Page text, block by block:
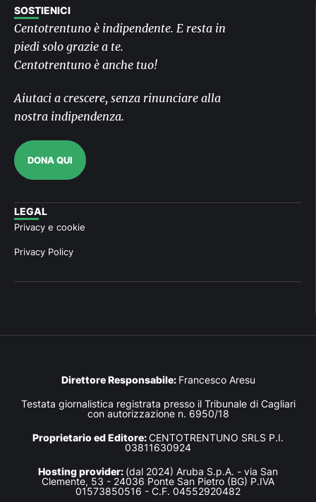
SOSTIENICI
Centotrentuno è indipendente. E resta in
piedi solo grazie a te.
Centotrentuno è anche tuo!
Aiutaci a crescere, senza rinunciare alla
nostra indipendenza.
DONA QUI
LEGAL
Privacy e cookie
Privacy Policy
Direttore Responsabile: Francesco Aresu
Testata giornalistica registrata presso il Tribunale di Cagliari
con autorizzazione n. 6950/18
Proprietario ed Editore:CENTOTRENTUNO SRLS P.I.
03811630924
Hosting provider: (dal 2024) Aruba S.p.A. - via San
Clemente, 53 - 24036 Ponte San Pietro (BG) P.IVA
01573850516 - C.F. 04552920482